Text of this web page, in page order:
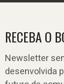
RECEBA O
Newsletter
desenvolvida